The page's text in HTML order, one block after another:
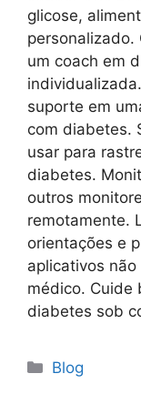
glicose,
personalizado.
um coach em
suporte em
com diabetes.
usar para
diabetes.
outros
remotamente.
orientações e
aplicativos
médico. Cuide
diabetes sob
Blog